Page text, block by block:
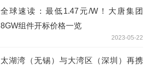
全球速读：最低1.47元/W！大唐集团
8GW组件开标价格一览
2023-05-22
太湖湾（无锡）与大湾区（深圳）再携